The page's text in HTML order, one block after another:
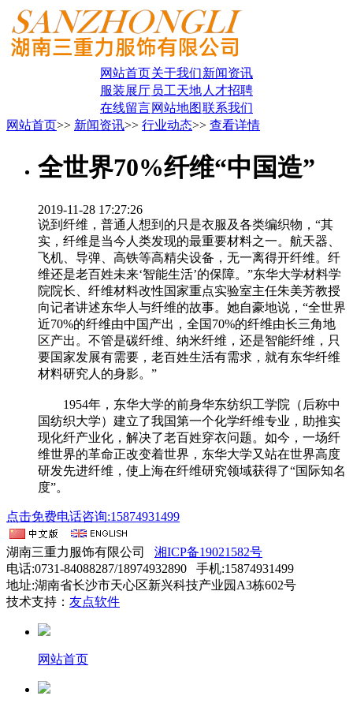
网站首页关于我们新闻资讯
服装展厅 员工天地 人才招聘
在线留言网站地图联系我们
网站首页>> 新闻资讯>> 行业动态>> 查看详情
全世界70%纤维“中国造”
2019-11-28 17:27:26
说到纤维，普通人想到的只是衣服及各类编织物，“其
实，纤维是当今人类发现的最重要材料之一。航天器、
飞机、导弹、高铁等高精尖设备，无一离得开纤维。纤
维还是老百姓未来‘智能生活’的保障。”东华大学材料学
院院长、纤维材料改性国家重点实验室主任朱美芳教授
向记者讲述东华人与纤维的故事。她自豪地说，“全世界
近70%的纤维由中国产出，全国70%的纤维由长三角地
区产出。不管是碳纤维、纳米纤维，还是智能纤维，只
要国家发展有需要，老百姓生活有需求，就有东华纤维
材料研究人的身影。”
1954年，东华大学的前身华东纺织工学院（后称中
国纺织大学）建立了我国第一个化学纤维专业，助推实
现化纤产业化，解决了老百姓穿衣问题。如今，一场纤
维世界的革命正改变着世界，东华大学又站在世界高度
研发先进纤维，使上海在纤维研究领域获得了“国际知名
度”。
点击免费电话咨询:15874931499
湖南三重力服饰有限公司 湘ICP备19021582号
电话:0731-84088287/18974932890 手机:15874931499
地址:湖南省长沙市天心区新兴科技产业园A3栋602号
技术支持： 友点软件
网站首页